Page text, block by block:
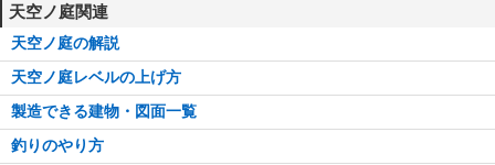
天空ノ庭関連
天空ノ庭の解説
天空ノ庭レベルの上げ方
製造できる建物・図面一覧
釣りのやり方